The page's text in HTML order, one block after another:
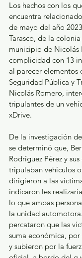
Los hechos con los
encuentra
de mayo del año
Tarasco, de la
municipio de Nicolás
complicidad con 13
al parecer elementos
Seguridad Pública y
Nicolás Romero,
tripulantes de un
xDrive.
De la investigación
se determinó que,
Rodríguez Pérez y
tripulaban vehículos
dirigieron a las
indicaron les
lo que ambas
la unidad
percataron que las
suma económica,
y subieron por la